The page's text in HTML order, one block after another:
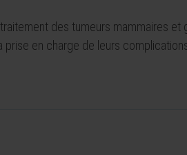
des tumeurs mammaires et
prise en charge de leurs